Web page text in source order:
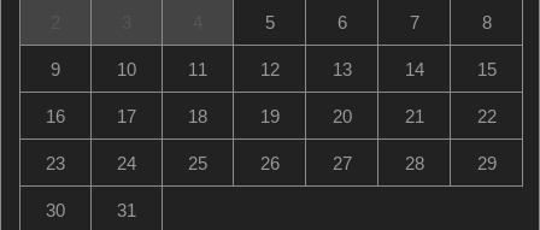
Hampton Inn Statesboro
350 Brampton Avenue, Statesboro, GA, United States
5 6 7 8
9 10 11 12 13 14 15
16 17 18 19 20 21 22
23 24 25 26 27 28 29
30 31